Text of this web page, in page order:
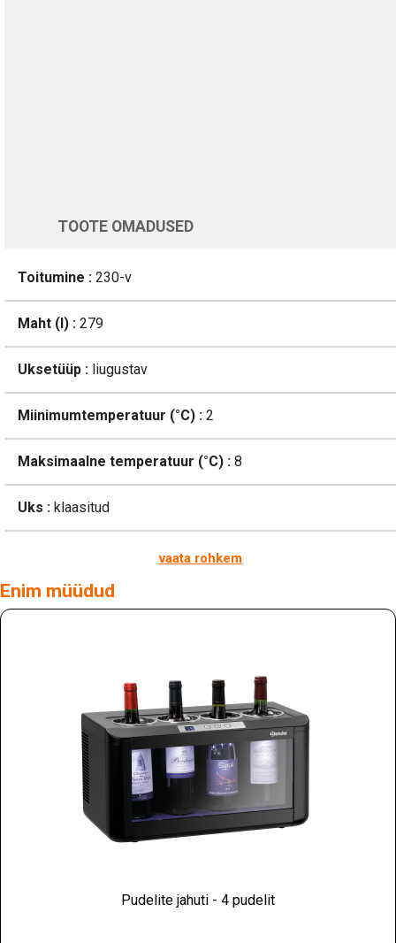
TOOTE OMADUSED
Toitumine : 230-v
Maht (l) : 279
Uksetüüp : liugustav
Miinimumtemperatuur (°C) : 2
Maksimaalne temperatuur (°C) : 8
Uks : klaasitud
vaata rohkem
Enim müüdud
Pudelite jahuti - 4 pudelit